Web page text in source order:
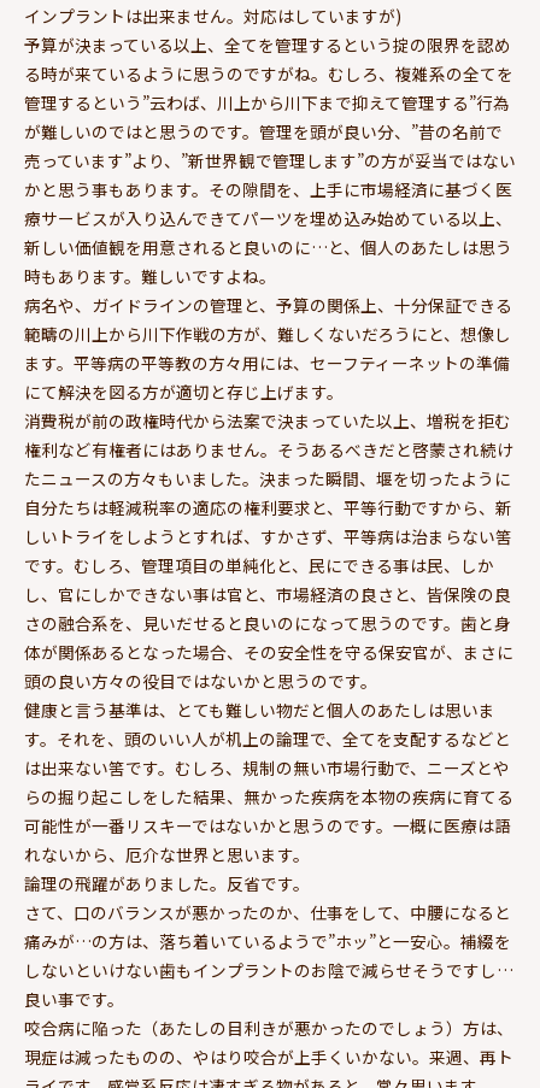
インプラントは出来ません。対応はしていますが)
予算が決まっている以上、全てを管理するという掟の限界を認め
る時が来ているように思うのですがね。むしろ、複雑系の全てを
管理するという”云わば、川上から川下まで抑えて管理する”行為
が難しいのではと思うのです。管理を頭が良い分、”昔の名前で
売っています”より、”新世界観で管理します”の方が妥当ではない
かと思う事もあります。その隙間を、上手に市場経済に基づく医
療サービスが入り込んできてパーツを埋め込み始めている以上、
新しい価値観を用意されると良いのに…と、個人のあたしは思う
時もあります。難しいですよね。
病名や、ガイドラインの管理と、予算の関係上、十分保証できる
範疇の川上から川下作戦の方が、難しくないだろうにと、想像し
ます。平等病の平等教の方々用には、セーフティーネットの準備
にて解決を図る方が適切と存じ上げます。
消費税が前の政権時代から法案で決まっていた以上、増税を拒む
権利など有権者にはありません。そうあるべきだと啓蒙され続け
たニュースの方々もいました。決まった瞬間、堰を切ったように
自分たちは軽減税率の適応の権利要求と、平等行動ですから、新
しいトライをしようとすれば、すかさず、平等病は治まらない筈
です。むしろ、管理項目の単純化と、民にできる事は民、しか
し、官にしかできない事は官と、市場経済の良さと、皆保険の良
さの融合系を、見いだせると良いのになって思うのです。歯と身
体が関係あるとなった場合、その安全性を守る保安官が、まさに
頭の良い方々の役目ではないかと思うのです。
健康と言う基準は、とても難しい物だと個人のあたしは思いま
す。それを、頭のいい人が机上の論理で、全てを支配するなどと
は出来ない筈です。むしろ、規制の無い市場行動で、ニーズとや
らの掘り起こしをした結果、無かった疾病を本物の疾病に育てる
可能性が一番リスキーではないかと思うのです。一概に医療は語
れないから、厄介な世界と思います。
論理の飛躍がありました。反省です。
さて、口のバランスが悪かったのか、仕事をして、中腰になると
痛みが…の方は、落ち着いているようで”ホッ”と一安心。補綴を
しないといけない歯もインプラントのお陰で減らせそうですし…
良い事です。
咬合病に陥った（あたしの目利きが悪かったのでしょう）方は、
現症は減ったものの、やはり咬合が上手くいかない。来週、再ト